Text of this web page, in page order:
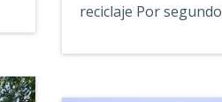
reciclaje Por segundo